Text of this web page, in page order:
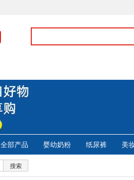
全部产品 婴幼奶粉 纸尿裤 美
搜索